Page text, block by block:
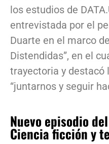
los estudios de
entrevistada por el
Duarte en el marco
Distendidas”, en el
trayectoria y destacó
“juntarnos y seguir
Nuevo episodio
Ciencia ficción y